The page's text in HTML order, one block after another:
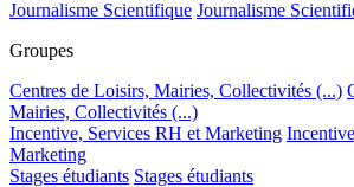
Journalisme Scientifique Journalisme
Groupes
Centres de Loisirs, Mairies, Collectivités (...)
Mairies, Collectivités (...)
Incentive, Services RH et Marketing
Marketing
Stages étudiants Stages étudiants